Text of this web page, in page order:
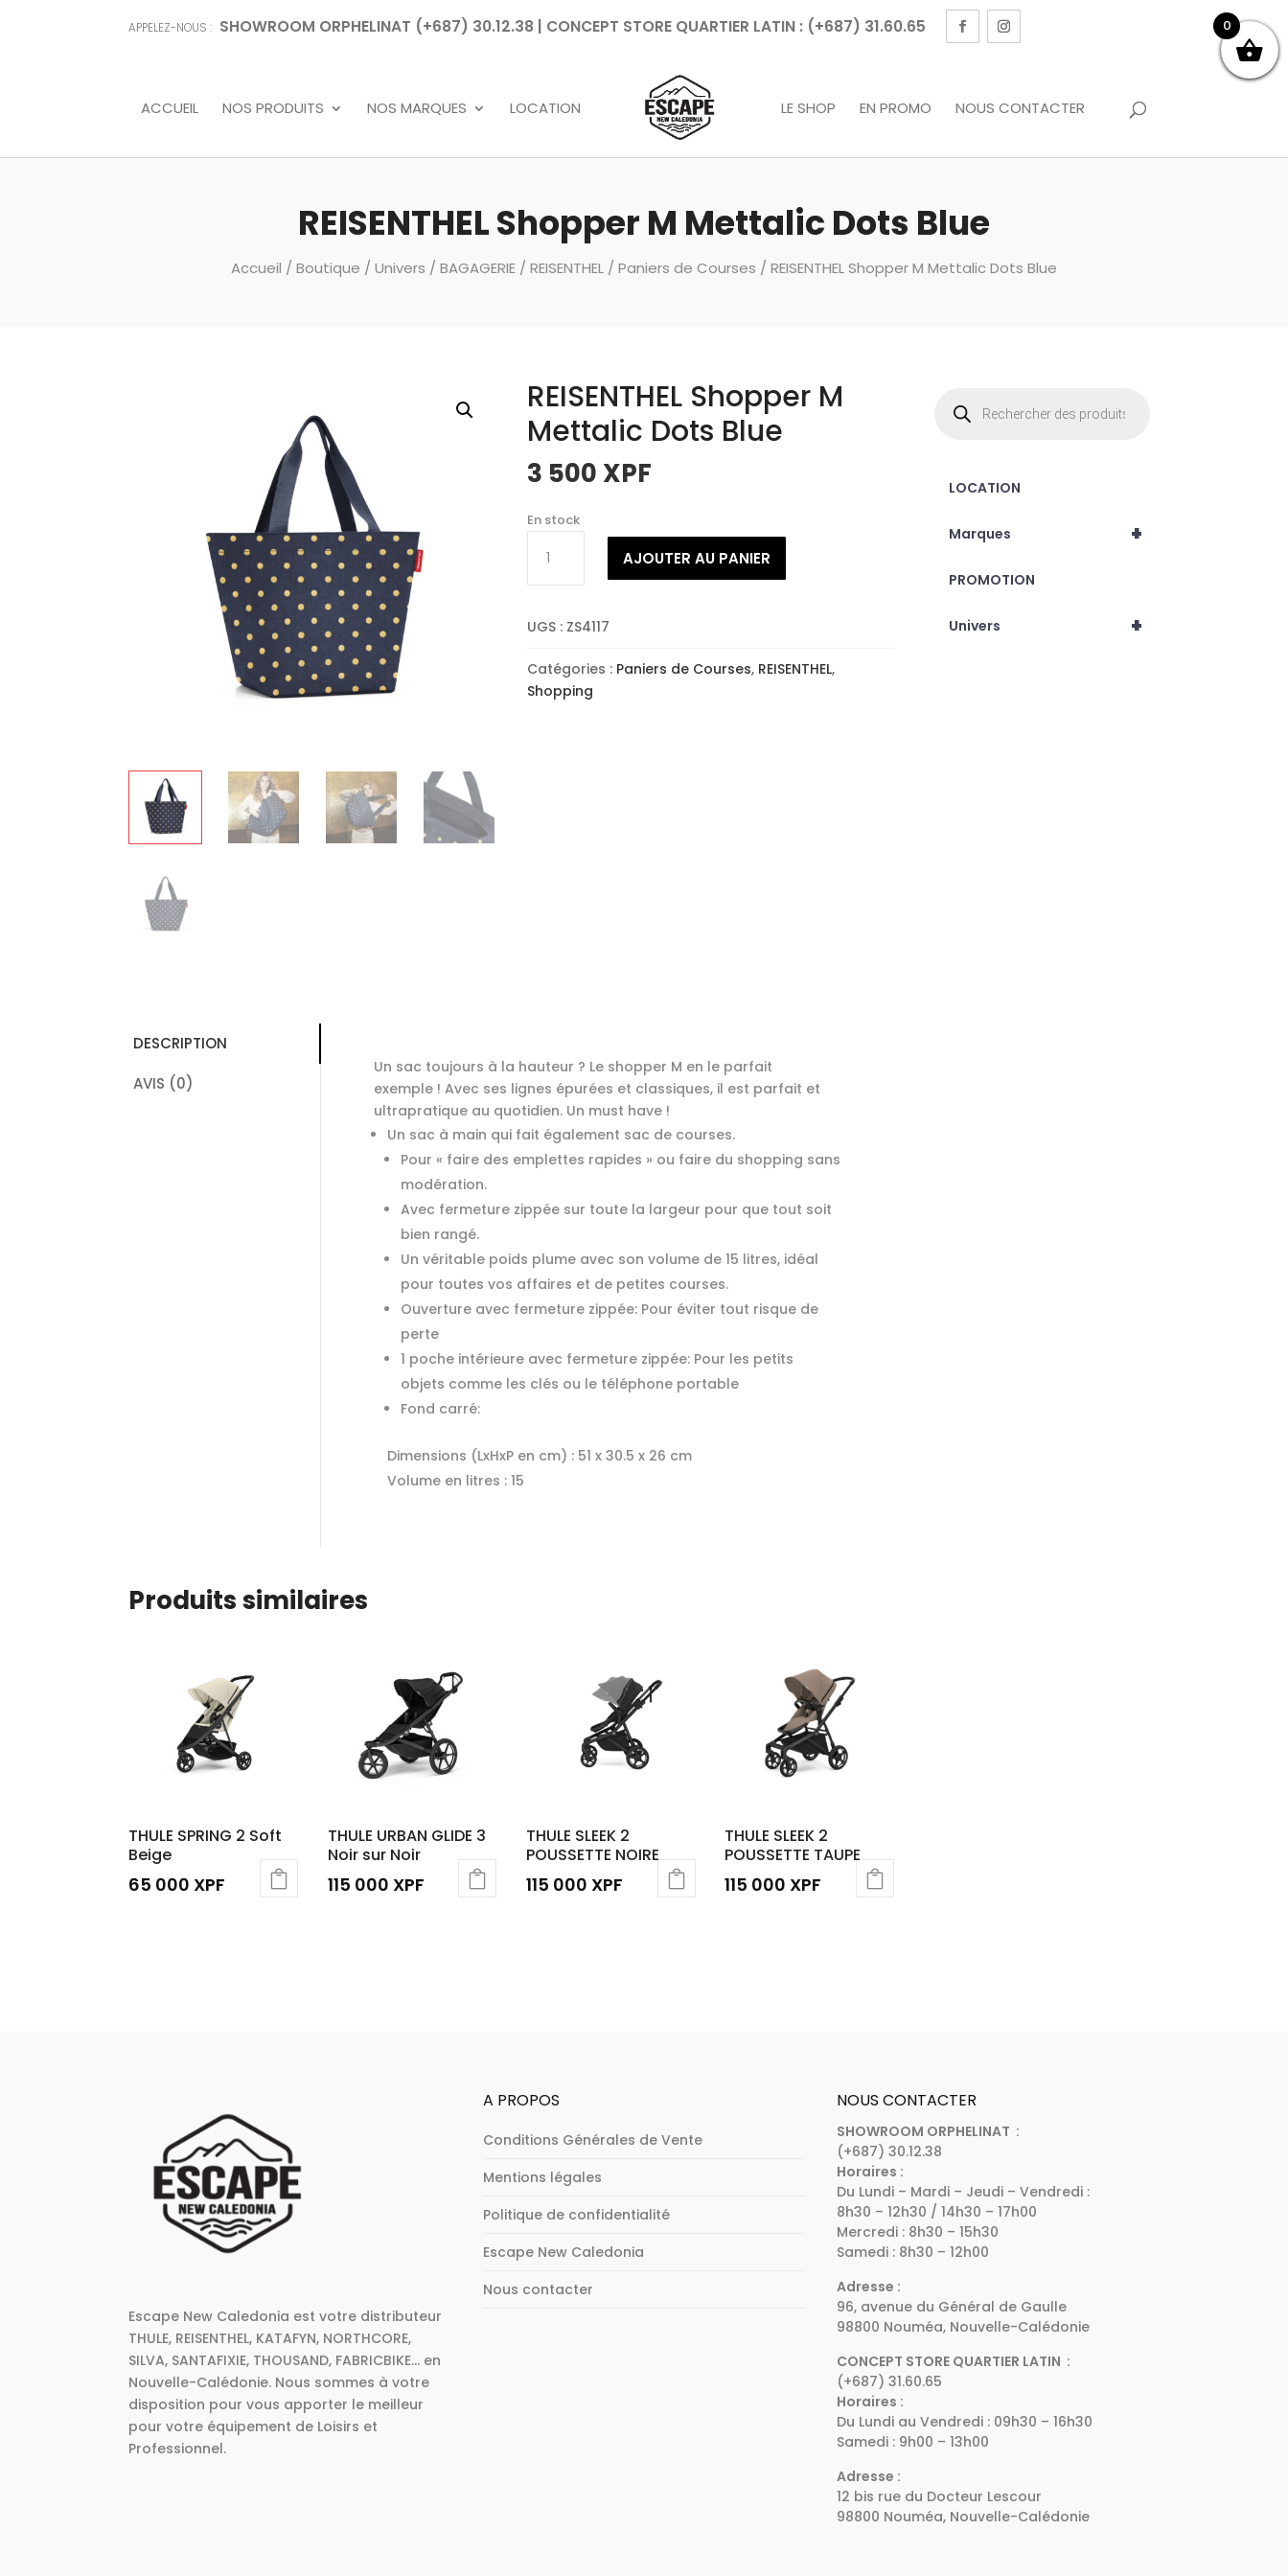
APPELEZ-NOUS : SHOWROOM ORPHELINAT (+687) 30.12.38 | CONCEPT STORE QUARTIER LATIN : (+687) 31.60.65
ACCUEIL NOS PRODUITS NOS MARQUES LOCATION LE SHOP EN PROMO NOUS CONTACTER
REISENTHEL Shopper M Mettalic Dots Blue
Accueil / Boutique / Univers / BAGAGERIE / REISENTHEL / Paniers de Courses / REISENTHEL Shopper M Mettalic Dots Blue
REISENTHEL Shopper M
Mettalic Dots Blue
3 500 XPF
En stock
REISENTHEL
M
Dots
Blue
AJOUTER AU PANIER
UGS : ZS4117
Catégories : Paniers de Courses, REISENTHEL,
Shopping
DESCRIPTION
AVIS (0)
Un sac toujours à la hauteur ? Le shopper M en le parfait
exemple ! Avec ses lignes épurées et classiques, il est parfait et
ultrapratique au quotidien. Un must have !
Un sac à main qui fait également sac de courses.
Pour « faire des emplettes rapides » ou faire du shopping sans
modération.
Avec fermeture zippée sur toute la largeur pour que tout soit
bien rangé.
Un véritable poids plume avec son volume de 15 litres, idéal
pour toutes vos affaires et de petites courses.
Ouverture avec fermeture zippée: Pour éviter tout risque de
perte
1 poche intérieure avec fermeture zippée: Pour les petits
objets comme les clés ou le téléphone portable
Fond carré:
Dimensions (LxHxP en cm) :51 x 30.5 x 26 cm
Volume en litres :15
Produits similaires
THULE SPRING 2 Soft
Beige
65 000 XPF
THULE URBAN GLIDE 3
Noir sur Noir
115 000 XPF
THULE SLEEK 2
POUSSETTE NOIRE
115 000 XPF
THULE SLEEK 2
POUSSETTE TAUPE
115 000 XPF
produits
LOCATION
+
Marques
PROMOTION
+
Univers
Escape New Caledonia est votre distributeur
THULE, REISENTHEL, KATAFYN, NORTHCORE,
SILVA, SANTAFIXIE, THOUSAND, FABRICBIKE... en
Nouvelle-Calédonie. Nous sommes à votre
disposition pour vous apporter le meilleur
pour votre équipement de Loisirs et
Professionnel.
A PROPOS
Conditions Générales de Vente
Mentions légales
Politique de confidentialité
Escape New Caledonia
Nous contacter
NOUS CONTACTER
SHOWROOM ORPHELINAT :
(+687) 30.12.38
Horaires :
Du Lundi – Mardi – Jeudi – Vendredi :
8h30 – 12h30 / 14h30 – 17h00
Mercredi : 8h30 – 15h30
Samedi : 8h30 – 12h00
Adresse :
96, avenue du Général de Gaulle
98800 Nouméa, Nouvelle-Calédonie
CONCEPT STORE QUARTIER LATIN :
(+687) 31.60.65
Horaires :
Du Lundi au Vendredi : 09h30 – 16h30
Samedi : 9h00 – 13h00
Adresse :
12 bis rue du Docteur Lescour
98800 Nouméa, Nouvelle-Calédonie
0